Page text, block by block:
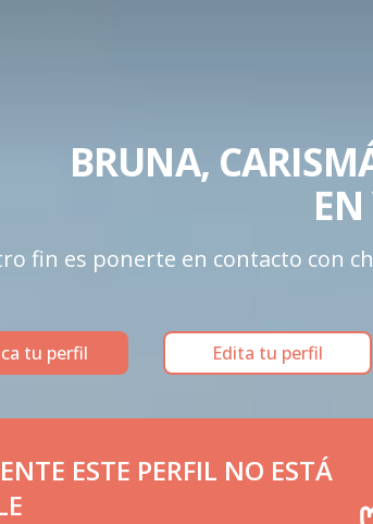
BRUNA,
fin es ponerte en contacto con
tu perfil Edita tu perfil
ESTE PERFIL NO ESTÁ